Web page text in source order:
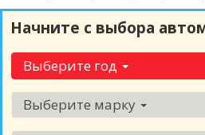
Начните с выбора
Выберите год
Выберите марку